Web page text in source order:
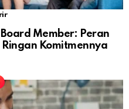
Member: Peran
Komitmennya